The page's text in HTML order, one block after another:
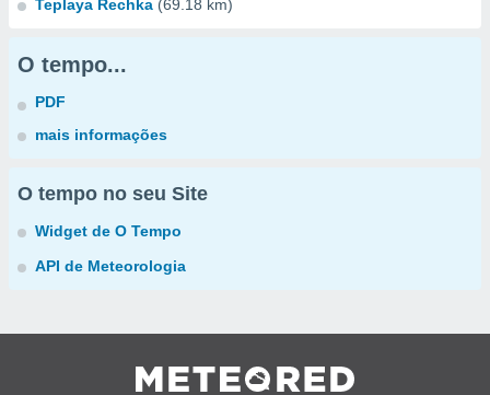
Teplaya Rechka (69.18 km)
O tempo...
PDF
mais informações
O tempo no seu Site
Widget de O Tempo
API de Meteorologia